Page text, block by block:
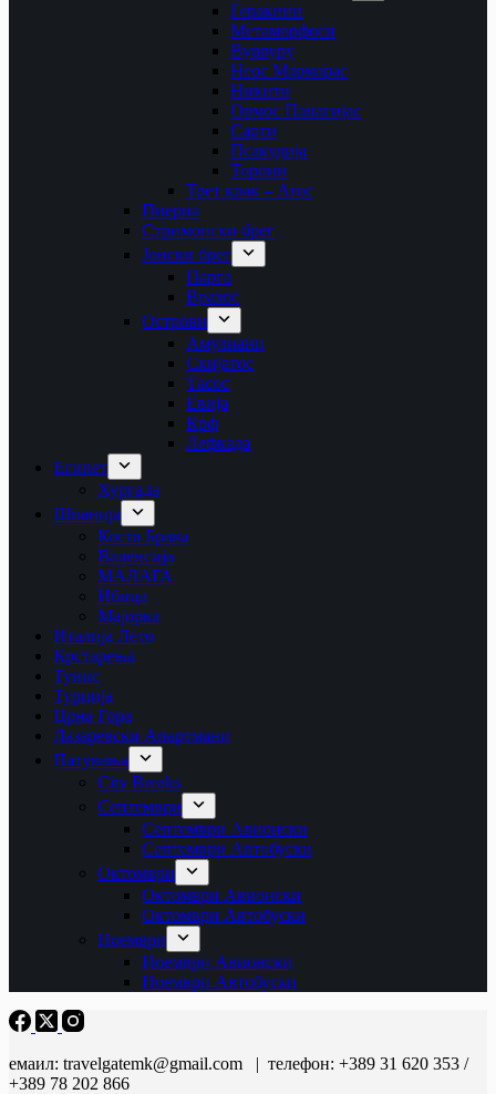
Геракини
Метаморфоси
Вурвуру
Неос Мармарас
Никити
Ормос Панагијас
Сарти
Псакудија
Торони
Трет крак – Атос
Пиериа
Стримонски брег
Јонски брег
Парга
Врахос
Острови
Амулиани
Скијатос
Тасос
Евија
Крф
Лефкада
Египет
Хургада
Шпанија
Коста Брава
Валенсија
МАЛАГА
Ибица
Мајорка
Италија Лето
Крстарења
Тунис
Турција
Црна Гора
Лазаревски Апартмани
Патувања
City Breaks
Септември
Септември Авионски
Септември Автобуски
Октомври
Октомври Авионски
Октомври Автобуски
Ноември
Ноември Авионски
Ноември Автобуски
емаил: travelgatemk@gmail.com | телефон: +389 31 620 353 /
+389 78 202 866